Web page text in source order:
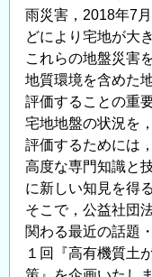
の
評
価
に
関
す
る
最
近
の
知
見
雨災害，2018年7
どにより宅地が大
これらの地盤災害
地質環境を含めた
評価することの重
宅地地盤の状況を
評価するためには
高度な専門知識と
に新しい知見を得
そこで，公益社団
関わる最近の話題
１回『高有機質土